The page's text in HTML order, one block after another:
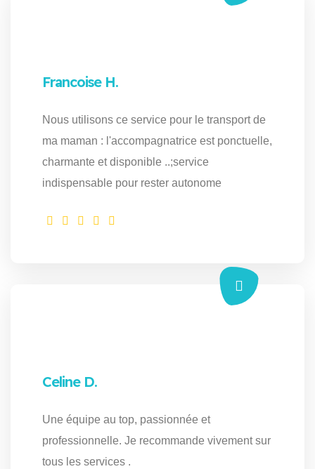
Francoise H.
Nous utilisons ce service pour le transport de
ma maman : l'accompagnatrice est ponctuelle,
charmante et disponible ..;service
indispensable pour rester autonome
Celine D.
Une équipe au top, passionnée et
professionnelle. Je recommande vivement sur
tous les services .